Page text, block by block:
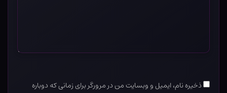
ذخیره نام، ایمیل و وبسایت من در مرورگر برای زمانی که دوباره